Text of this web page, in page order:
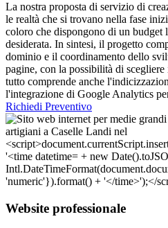
La nostra proposta di servizio di
le realtà che si trovano nella fase
coloro che dispongono di un budget
desiderata. In sintesi, il progetto
dominio e il coordinamento dello
pagine, con la possibilità di
tutto comprende anche
l'integrazione di Google Analytics
Richiedi Preventivo
Website professionale